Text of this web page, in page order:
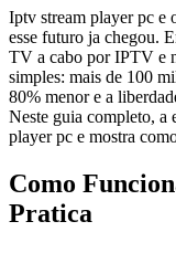
Iptv stream player pc
esse futuro ja chegou.
TV a cabo por IPTV e
simples: mais de 100
80% menor e a
Neste guia completo, a
player pc e mostra
Como
Pratica